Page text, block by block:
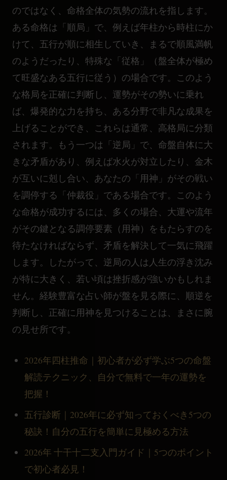
のではなく、命格全体の気勢の流れを指します。
ある命格は「順局」で、例えば年柱から時柱にか
けて、五行が順に相生していき、まるで順風満帆
のようだったり、特殊な「従格」（盤全体が極め
て旺盛なある五行に従う）の場合です。このよう
な格局を正確に判断し、運勢がその勢いに乗れ
ば、爆発的な力を持ち、ある分野で非凡な成果を
上げることができ、これらは通常、高格局に分類
されます。もう一つは「逆局」で、命盤自体に大
きな矛盾があり、例えば水火が対立したり、金木
が互いに剋し合い、あなたの「用神」がその戦い
を調停する「仲裁役」である場合です。このよう
な命格が成功するには、多くの場合、大運や流年
がその鍵となる調停要素（用神）をもたらすのを
待たなければならず、矛盾を解決して一気に飛躍
します。したがって、逆局の人は人生の浮き沈み
が特に大きく、若い頃は挫折感が強いかもしれま
せん。経験豊富な占い師が盤を見る際に、順逆を
判断し、正確に用神を見つけることは、まさに腕
の見せ所です。
2026年四柱推命｜初心者が必ず学ぶ5つの命盤
解読テクニック、自分で無料で一年の運勢を
把握！
五行診断｜2026年に必ず知っておくべき5つの
秘訣！自分の五行を簡単に見極める方法
2026年 十干十二支入門ガイド｜5つのポイント
で初心者必見！